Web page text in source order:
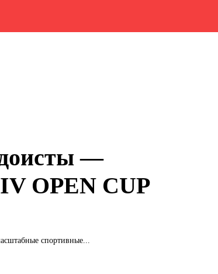
—
OPEN CUP
спортивные...